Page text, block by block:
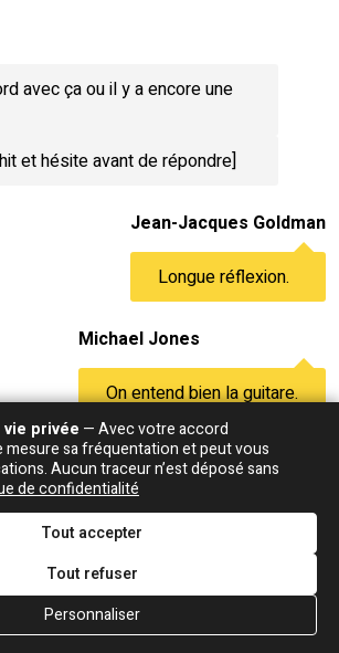
avec ça ou il y a encore une
et hésite avant de répondre]
Jean-Jacques Goldman
Longue réflexion.
Michael Jones
On entend bien la guitare.
tant mieux. Bon, on va
" tout de suite sur O'FM.
" donc. EtJean-Jacques Goldman
et Michael Jones passent
avec vous et avec nous sur
vraiment très plaisir, vous
privée — Avec votre accord
mesure sa fréquentation et peut vous
Aucun traceur n’est déposé sans
de confidentialité
Tout accepter
Tout refuser
Personnaliser